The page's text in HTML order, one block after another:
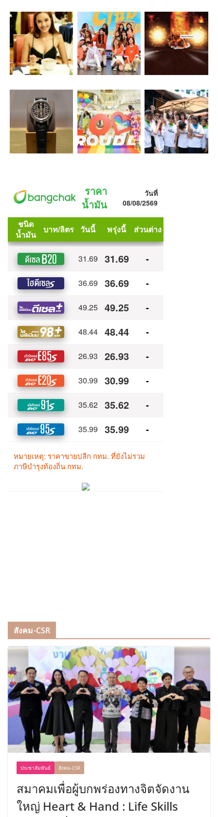
สังคม-CSR
ประชาสัมพันธ์ สังคม-CSR
สมาคมเพื่อผู้บกพร่องทางจิตจัดงาน
ใหญ่ Heart & Hand : Life Skills